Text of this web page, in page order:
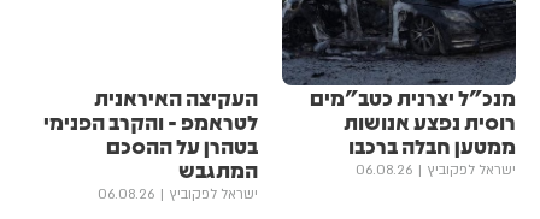
מנכ"ל יצרנית כטב"מים
רוסית נפצע אנושות
ממטען חבלה ברכבו
ישראל לפקוביץ 06.08.26
העקיצה האיראנית
לטראמפ - והקרב הפנימי
בטהרן על ההסכם
המתגבש
ישראל לפקוביץ 06.08.26